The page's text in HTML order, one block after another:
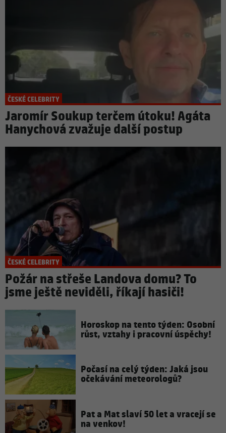
ČESKÉ CELEBRITY
Jaromír Soukup terčem útoku! Agáta
Hanychová zvažuje další postup
ČESKÉ CELEBRITY
Požár na střeše Landova domu? To
jsme ještě neviděli, říkají hasiči!
Horoskop na tento týden: Osobní
růst, vztahy i pracovní úspěchy!
Počasí na celý týden: Jaká jsou
očekávání meteorologů?
Pat a Mat slaví 50 let a vracejí se
na venkov!